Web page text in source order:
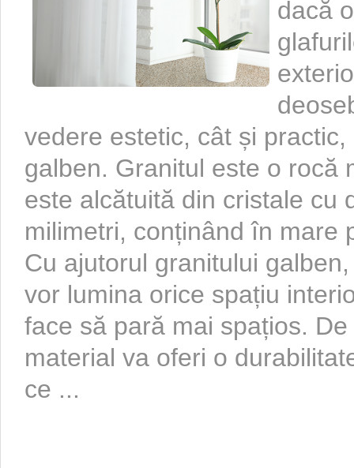
dacă
vedere estetic, cât și
galben. Granitul este o rocă
este alcătuită din cristale cu
milimetri, conținând în mare
Cu ajutorul granitului
vor lumina orice spațiu
face să pară mai spațios.
material va oferi o
ce ...